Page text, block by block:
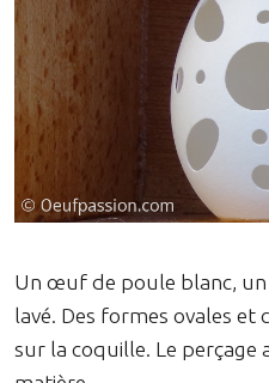
Un œuf de poule blanc,
lavé. Des formes ovales et
sur la coquille. Le perçage